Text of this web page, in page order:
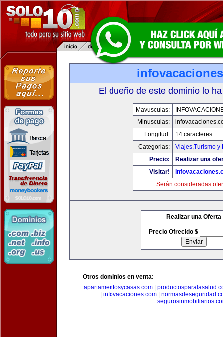
El dueño de este dominio lo
Mayusculas:
Minusculas:
Longitud:
14 caracteres
Categorias:
Viajes,Turismo y
Precio:
Realizar una
Visitar!
Serán consideradas
Realizar una Oferta
Precio Ofrecido $
Otros dominios en venta:
apartamentosycasas.com
infovacaciones.com|